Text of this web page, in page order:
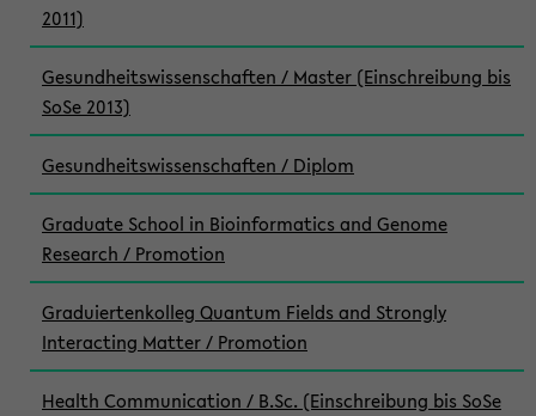
2011)
Gesundheitswissenschaften / Master (Einschreibung bis
SoSe 2013)
Gesundheitswissenschaften / Diplom
Graduate School in Bioinformatics and Genome
Research / Promotion
Graduiertenkolleg Quantum Fields and Strongly
Interacting Matter / Promotion
Health Communication / B.Sc. (Einschreibung bis SoSe